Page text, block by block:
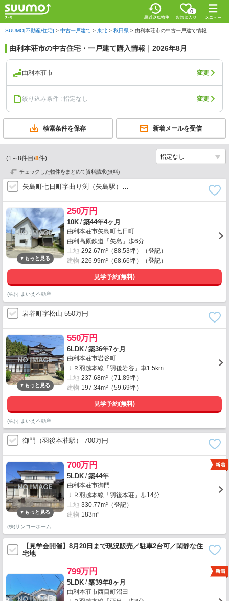
0
SUUMO[不動産/住宅] > 中古一戸建て > 東北 > 秋田県 > 由利本荘市の中古一戸建て情報
由利本荘市の中古住宅・一戸建て購入情報｜2026年8月
由利本荘市 変更
絞り込み条件 : 指定なし 変更
検索条件を保存 新着メールを受信
(1 ～8件目/8件)
チェックした物件をまとめて資料請求(無料)
矢島町七日町字曲り渕（矢島駅）…
250万円
10K /築44年4ヶ月
由利本荘市矢島町七日町
由利高原鉄道「矢島」歩6分
土地 292.67m²（88.53坪）（登記）
建物 226.99m²（68.66坪）（登記）
見学予約(無料)
(株)すまいえ不動産
岩谷町字松山 550万円
550万円
6LDK /築36年7ヶ月
由利本荘市岩谷町
ＪＲ羽越本線「羽後岩谷」車1.5km
土地 237.68m²（71.89坪）
建物 197.34m²（59.69坪）
見学予約(無料)
(株)すまいえ不動産
御門（羽後本荘駅） 700万円
700万円
5LDK /築44年
由利本荘市御門
ＪＲ羽越本線「羽後本荘」歩14分
土地 330.77m²（登記）
建物 183m²
(株)サンコーホーム
【見学会開催】8月20日まで現況販売／駐車2台可／閑静な住
宅地
799万円
5LDK /築39年8ヶ月
由利本荘市西目町沼田